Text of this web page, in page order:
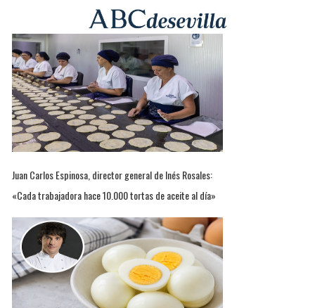
Juan Carlos Espinosa, director general de Inés Rosales:
«Cada trabajadora hace 10.000 tortas de aceite al día»